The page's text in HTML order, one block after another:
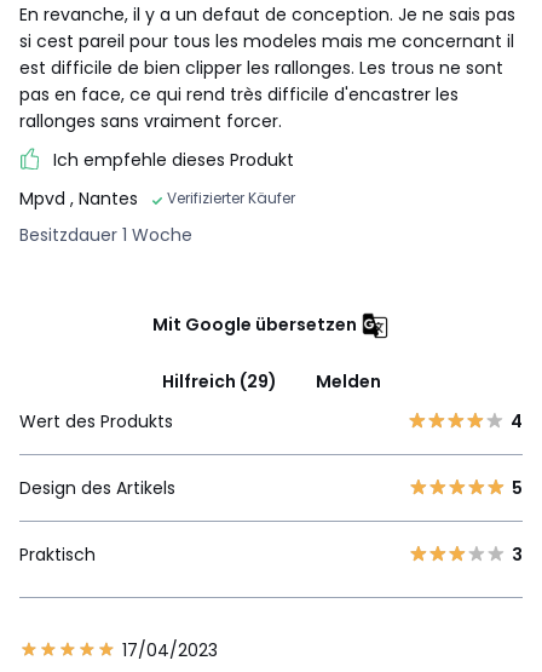
En revanche, il y a un defaut de conception. Je ne sais pas
si cest pareil pour tous les modeles mais me concernant il
est difficile de bien clipper les rallonges. Les trous ne sont
pas en face, ce qui rend très difficile d'encastrer les
rallonges sans vraiment forcer.
Ich empfehle dieses Produkt
Mpvd , Nantes Verifizierter Käufer
Besitzdauer 1 Woche
Mit Google übersetzen
Hilfreich (29)
Melden
Wert des Produkts
4
Design des Artikels 5
Praktisch 3
17/04/2023